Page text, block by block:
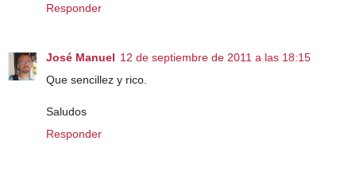
Responder
José Manuel 12 de septiembre de 2011 a las 18:15
Que sencillez y rico.
Saludos
Responder